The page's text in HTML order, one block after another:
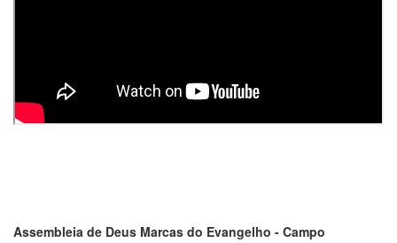
Assembleia de Deus Marcas do Evangelho - Campo